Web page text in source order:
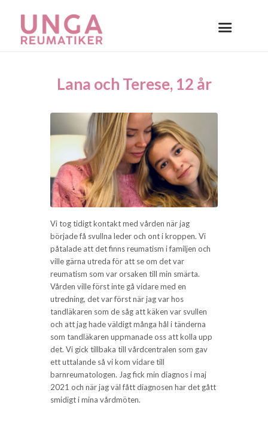
Lana och Terese, 12 år
Vi tog tidigt kontakt med vården när jag
började få svullna leder och ont i kroppen. Vi
påtalade att det finns reumatism i familjen och
ville gärna utreda för att se om det var
reumatism som var orsaken till min smärta.
Vården ville först inte gå vidare med en
utredning, det var först när jag var hos
tandläkaren som de såg att käken var svullen
och att jag hade väldigt många hål i tänderna
som tandläkaren uppmanade oss att kolla upp
det. Vi gick tillbaka till vårdcentralen som gav
ett uttalande så vi kom vidare till
barnreumatologen. Jag fick min diagnos i maj
2021 och när jag väl fått diagnosen har det gått
smidigt i mina vårdmöten.